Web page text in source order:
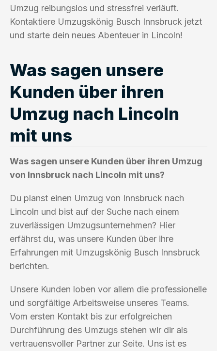
Umzug reibungslos und stressfrei verläuft.
Kontaktiere Umzugskönig Busch Innsbruck jetzt
und starte dein neues Abenteuer in Lincoln!
Was sagen unsere
Kunden über ihren
Umzug nach Lincoln
mit uns
Was sagen unsere Kunden über ihren Umzug
von Innsbruck nach Lincoln mit uns?
Du planst einen Umzug von Innsbruck nach
Lincoln und bist auf der Suche nach einem
zuverlässigen Umzugsunternehmen? Hier
erfährst du, was unsere Kunden über ihre
Erfahrungen mit Umzugskönig Busch Innsbruck
berichten.
Unsere Kunden loben vor allem die professionelle
und sorgfältige Arbeitsweise unseres Teams.
Vom ersten Kontakt bis zur erfolgreichen
Durchführung des Umzugs stehen wir dir als
vertrauensvoller Partner zur Seite. Uns ist es